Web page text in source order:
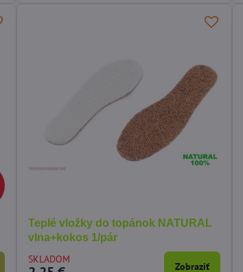
Teplé vložky do topánok NATURAL
vlna+kokos 1/pár
SKLADOM
Zobraziť